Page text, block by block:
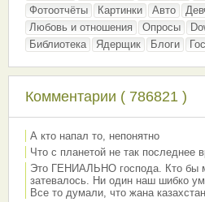
Фотоотчёты
Картинки Авто
Любовь и отношения
Опросы
Библиотека
Ядерщик Блоги
Комментарии ( 786821 )
А кто напал то, непонятно
Что с планетой не так последнее
Это ГЕНИАЛЬНО господа. Кто бы
затевалось. Ни один наш шибко
Все то думали, что жана